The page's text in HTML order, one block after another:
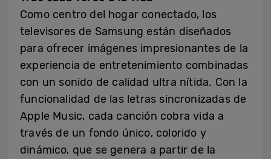
Como centro del hogar conectado, los
televisores de Samsung están diseñados
para ofrecer imágenes impresionantes de la
experiencia de entretenimiento combinadas
con un sonido de calidad ultra nítida. Con la
funcionalidad de las letras sincronizadas de
Apple Music, cada canción cobra vida a
través de un fondo único, colorido y
dinámico, que se genera a partir de la